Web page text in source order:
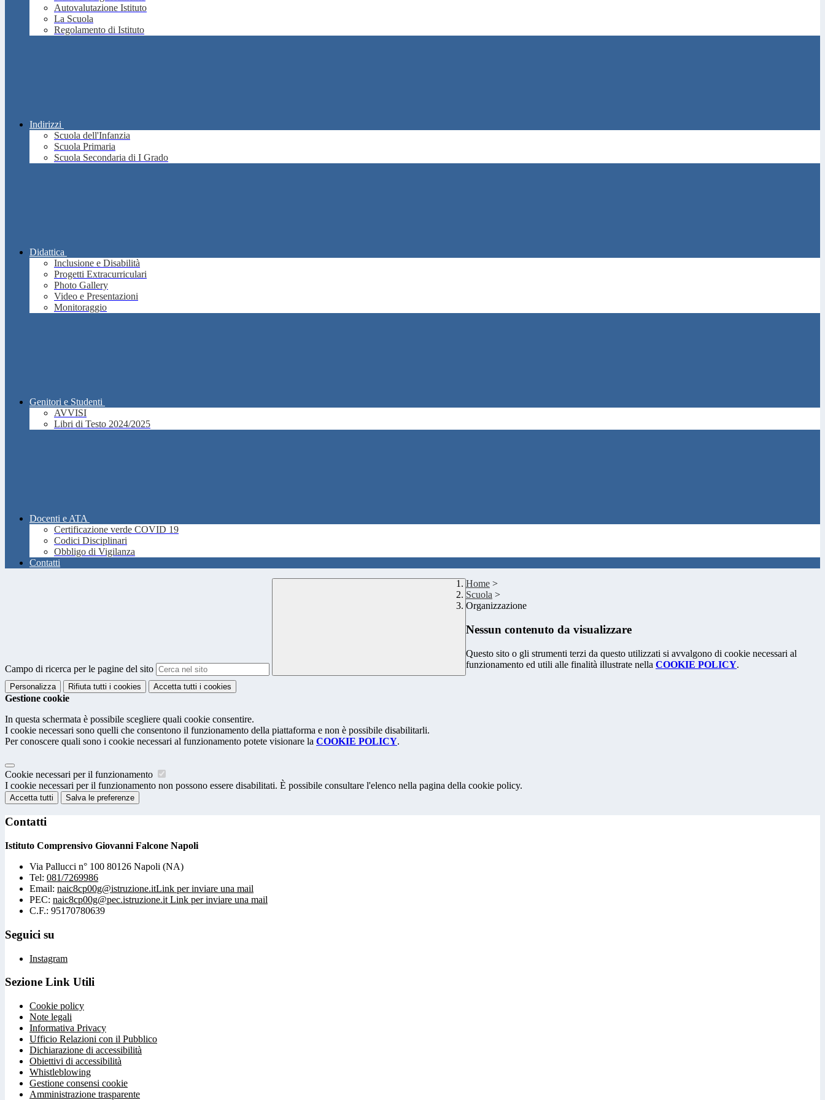
Autovalutazione Istituto
La Scuola
Regolamento di Istituto
Indirizzi
Scuola dell'Infanzia
Scuola Primaria
Scuola Secondaria di I Grado
Didattica
Inclusione e Disabilità
Progetti Extracurriculari
Photo Gallery
Video e Presentazioni
Monitoraggio
Genitori e Studenti
AVVISI
Libri di Testo 2024/2025
Docenti e ATA
Certificazione verde COVID 19
Codici Disciplinari
Obbligo di Vigilanza
Contatti
Campo di ricerca per le pagine del sito
Home >
Scuola >
Organizzazione
Nessun contenuto da visualizzare
Questo sito o gli strumenti terzi da questo utilizzati si avvalgono di cookie necessari al
funzionamento ed utili alle finalità illustrate nella COOKIE POLICY.
Personalizza Rifiuta tutti i cookies Accetta tutti i cookies
Gestione cookie
In questa schermata è possibile scegliere quali cookie consentire.
I cookie necessari sono quelli che consentono il funzionamento della piattaforma e non è possibile disabilitarli.
Per conoscere quali sono i cookie necessari al funzionamento potete visionare la COOKIE POLICY.
Cookie necessari per il funzionamento
I cookie necessari per il funzionamento non possono essere disabilitati. È possibile consultare l'elenco nella pagina della cookie policy.
Accetta tutti Salva le preferenze
Contatti
Istituto Comprensivo Giovanni Falcone Napoli
Via Pallucci n° 100 80126 Napoli (NA)
Tel: 081/7269986
Email: naic8cp00g@istruzione.itLink per inviare una mail
PEC: naic8cp00g@pec.istruzione.it Link per inviare una mail
C.F.: 95170780639
Seguici su
Instagram
Sezione Link Utili
Cookie policy
Note legali
Informativa Privacy
Ufficio Relazioni con il Pubblico
Dichiarazione di accessibilità
Obiettivi di accessibilità
Whistleblowing
Gestione consensi cookie
Amministrazione trasparente